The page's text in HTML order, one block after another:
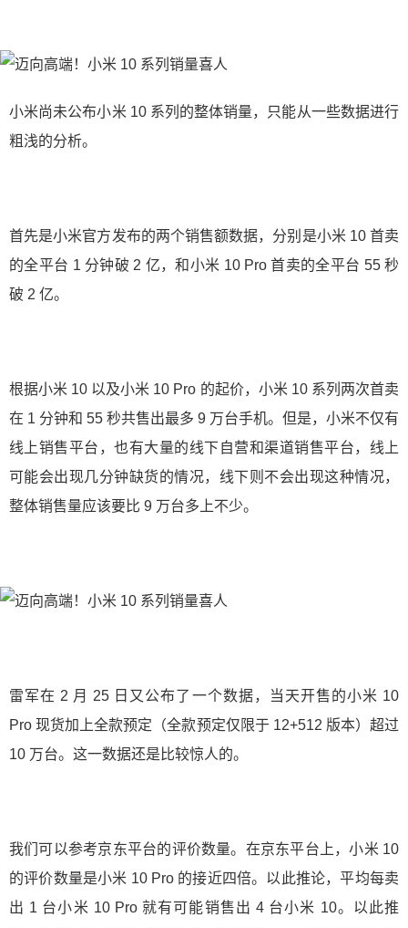
小米尚未公布小米 10 系列的整体销量，只能从一些数据进行
粗浅的分析。
首先是小米官方发布的两个销售额数据，分别是小米 10 首卖
的全平台 1 分钟破 2 亿，和小米 10 Pro 首卖的全平台 55 秒
破 2 亿。
根据小米 10 以及小米 10 Pro 的起价，小米 10 系列两次首卖
在 1 分钟和 55 秒共售出最多 9 万台手机。但是，小米不仅有
线上销售平台，也有大量的线下自营和渠道销售平台，线上
可能会出现几分钟缺货的情况，线下则不会出现这种情况，
整体销售量应该要比 9 万台多上不少。
雷军在 2 月 25 日又公布了一个数据，当天开售的小米 10
Pro 现货加上全款预定（全款预定仅限于 12+512 版本）超过
10 万台。这一数据还是比较惊人的。
我们可以参考京东平台的评价数量。在京东平台上，小米 10
的评价数量是小米 10 Pro 的接近四倍。以此推论，平均每卖
出 1 台小米 10 Pro 就有可能销售出 4 台小米 10。以此推